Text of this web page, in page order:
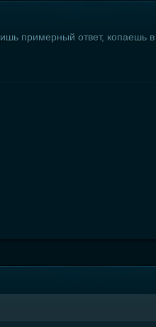
примерный ответ, копаешь в